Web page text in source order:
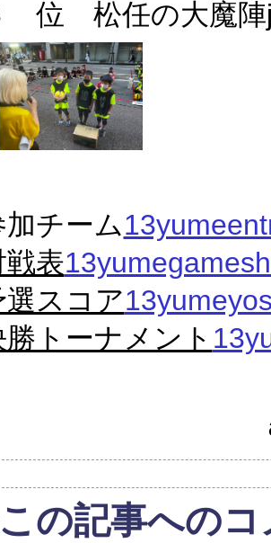
位 松任の大魔陣
加チーム
戦表
選スコア
勝トーナメント
の記事へのコ